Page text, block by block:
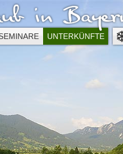
UNTERKÜNFTE
oder höher.
von Adobe herunterladen.